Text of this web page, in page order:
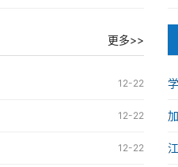
更多>>
12-22
12-22
12-22